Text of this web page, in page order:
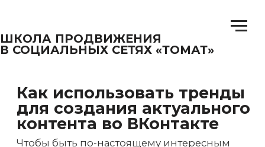
В СОЦИАЛЬНЫХ СЕТЯХ «ТОМАТ»
контента во ВКонтакте
аудитории, нужно уметь не только
вовлекать людей в свой контент и
выстраивать диалог, но и замечать
зарождающийся интерес к какой-то теме